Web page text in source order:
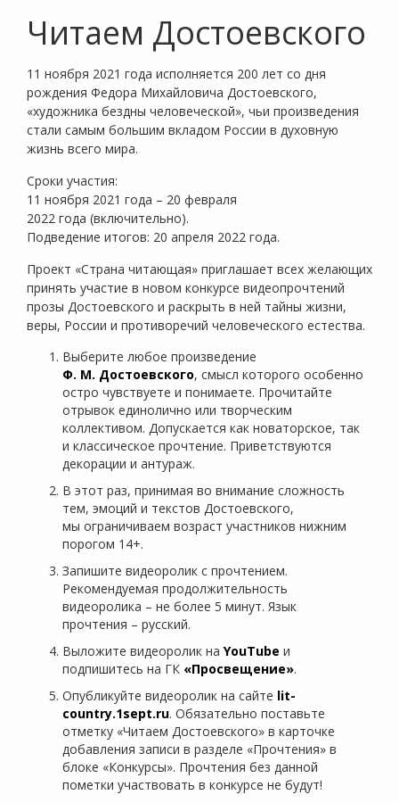
Читаем Достоевского
11 ноября 2021 года исполняется 200 лет со дня
рождения Федора Михайловича Достоевского,
«художника бездны человеческой», чьи произведения
стали самым большим вкладом России в духовную
жизнь всего мира.
Сроки участия:
11 ноября 2021 года – 20 февраля
2022 года (включительно).
Подведение итогов: 20 апреля 2022 года.
Проект «Страна читающая» приглашает всех желающих
принять участие в новом конкурсе видеопрочтений
прозы Достоевского и раскрыть в ней тайны жизни,
веры, России и противоречий человеческого естества.
Выберите любое произведение
Ф. М. Достоевского, смысл которого особенно
остро чувствуете и понимаете. Прочитайте
отрывок единолично или творческим
коллективом. Допускается как новаторское, так
и классическое прочтение. Приветствуются
декорации и антураж.
В этот раз, принимая во внимание сложность
тем, эмоций и текстов Достоевского,
мы ограничиваем возраст участников нижним
порогом 14+.
Запишите видеоролик с прочтением.
Рекомендуемая продолжительность
видеоролика – не более 5 минут. Язык
прочтения – русский.
Выложите видеоролик на YouTube и
подпишитесь на ГК «Просвещение».
Опубликуйте видеоролик на сайте lit-
country.1sept.ru. Обязательно поставьте
отметку «Читаем Достоевского» в карточке
добавления записи в разделе «Прочтения» в
блоке «Конкурсы». Прочтения без данной
пометки участвовать в конкурсе не будут!